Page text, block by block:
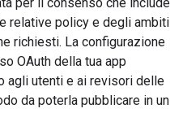
relative policy e degli ambiti
richiesti. La configurazione
OAuth della tua app
agli utenti e ai revisori delle
da poterla pubblicare in un